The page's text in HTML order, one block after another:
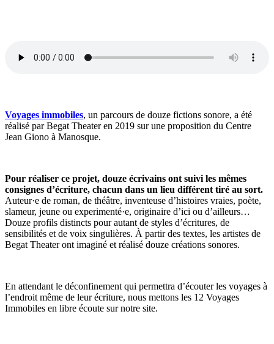
Voyages immobiles, un parcours de douze fictions sonore, a été
réalisé par Begat Theater en 2019 sur une proposition du Centre
Jean Giono à Manosque.
Pour réaliser ce projet, douze écrivains ont suivi les mêmes
consignes d’écriture, chacun dans un lieu différent tiré au sort.
Auteur·e de roman, de théâtre, inventeuse d’histoires vraies, poète,
slameur, jeune ou experimenté·e, originaire d’ici ou d’ailleurs…
Douze profils distincts pour autant de styles d’écritures, de
sensibilités et de voix singulières. À partir des textes, les artistes de
Begat Theater ont imaginé et réalisé douze créations sonores.
En attendant le déconfinement qui permettra d’écouter les voyages à
l’endroit même de leur écriture, nous mettons les 12 Voyages
Immobiles en libre écoute sur notre site.